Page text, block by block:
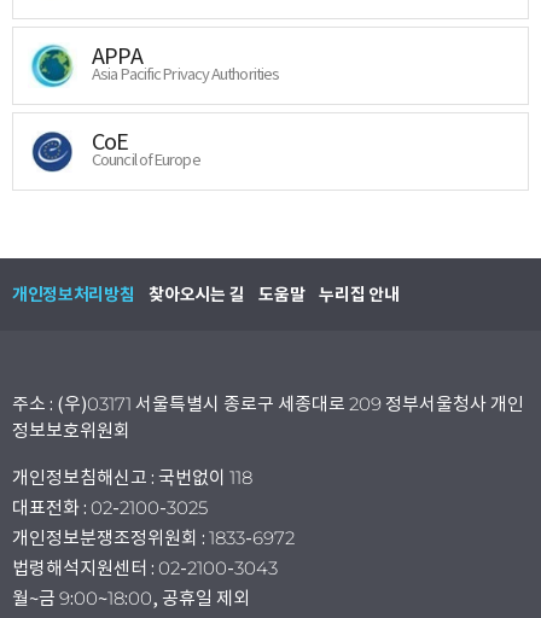
APPA
Asia Pacific Privacy Authorities
CoE
Council of Europe
개인정보처리방침 찾아오시는 길 도움말 누리집 안내
주소 : (우)03171 서울특별시 종로구 세종대로 209 정부서울청사 개인
정보보호위원회
개인정보침해신고 : 국번없이 118
대표전화 : 02-2100-3025
개인정보분쟁조정위원회 : 1833-6972
법령해석지원센터 : 02-2100-3043
월~금 9:00~18:00, 공휴일 제외